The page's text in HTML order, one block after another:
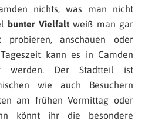
nichts, was man nicht
bunter Vielfalt weiß man gar
anschauen oder
kann es in Camden
werden. Der Stadtteil ist
wie auch Besuchern
am frühen Vormittag oder
könnt ihr die besondere